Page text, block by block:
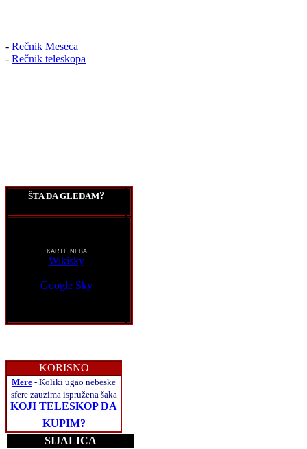
- Rečnik Meseca
- Rečnik teleskopa
ŠTA DA GLEDAM?
KARTE NEBA
Wikisky
Google Sky
KORISNO
Mere - Koliki ugao nebeske
sfere zauzima ispružena šaka
KOJI TELESKOP DA
KUPIM?
SIJALICA